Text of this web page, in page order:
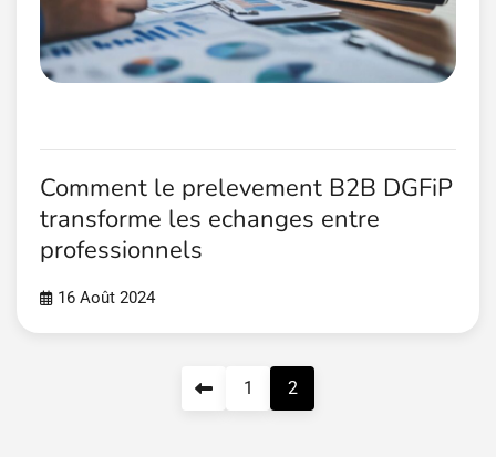
Comment le prelevement B2B DGFiP
transforme les echanges entre
professionnels
16 Août 2024
1 2